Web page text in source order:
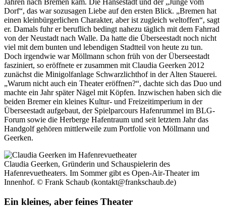
Jahren nach Bremen kam. Die Hansestadt und der „Junge vom
Dorf“, das war sozusagen Liebe auf den ersten Blick. „Bremen hat
einen kleinbürgerlichen Charakter, aber ist zugleich weltoffen“, sagt
er. Damals fuhr er beruflich bedingt nahezu täglich mit dem Fahrrad
von der Neustadt nach Walle. Da hatte die Überseestadt noch nicht
viel mit dem bunten und lebendigen Stadtteil von heute zu tun.
Doch irgendwie war Möllmann schon früh von der Überseestadt
fasziniert, so eröffnete er zusammen mit Claudia Geerken 2012
zunächst die Minigolfanlage Schwarzlichthof in der Alten Stauerei.
„Warum nicht auch ein Theater eröffnen?“, dachte sich das Duo und
machte ein Jahr später Nägel mit Köpfen. Inzwischen haben sich die
beiden Bremer ein kleines Kultur- und Freizeitimperium in der
Überseestadt aufgebaut, der Spielparcours Hafenrummel im BLG-
Forum sowie die Herberge Hafentraum und seit letztem Jahr das
Handgolf gehören mittlerweile zum Portfolie von Möllmann und
Geerken.
Claudia Geerken, Gründerin und Schauspielerin des
Hafenrevuetheaters. Im Sommer gibt es Open-Air-Theater im
Innenhof. © Frank Schaub (kontakt@frankschaub.de)
Ein kleines, aber feines Theater